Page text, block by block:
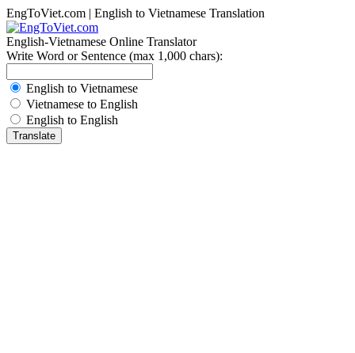
EngToViet.com | English to Vietnamese Translation
English-Vietnamese Online Translator
Write Word or Sentence (max 1,000 chars):
English to Vietnamese
Vietnamese to English
English to English